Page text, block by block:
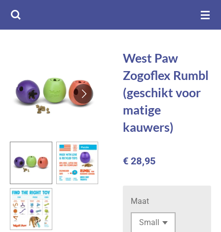
Ga
West Paw
Zogoflex Rumbl
(geschikt voor
matige
kauwers)
€ 28,95
Maat